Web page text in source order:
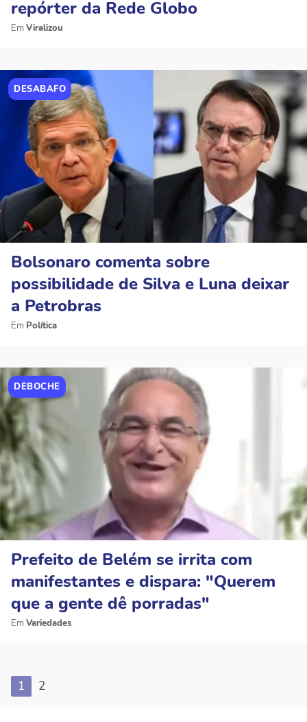
repórter da Rede Globo
Viralizou
DESABAFO
Bolsonaro comenta sobre
possibilidade de Silva e Luna deixar
a Petrobras
Política
DEBOCHE
Prefeito de Belém se irrita com
manifestantes e dispara: "Querem
que a gente dê porradas"
Variedades
1 2